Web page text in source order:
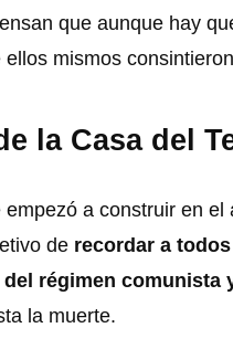
que aunque hay
mismos
la Casa del
empezó a construir en
de recordar a
régimen comunista
la muerte.